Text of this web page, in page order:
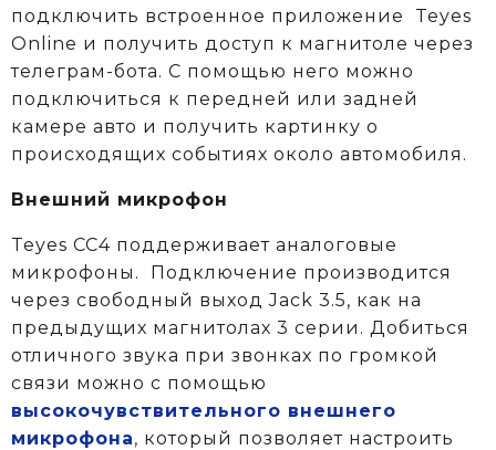
подключить встроенное приложение Teyes
Online и получить доступ к магнитоле через
телеграм-бота. С помощью него можно
подключиться к передней или задней
камере авто и получить картинку о
происходящих событиях около автомобиля.
Внешний микрофон
Teyes CC4 поддерживает аналоговые
микрофоны. Подключение производится
через свободный выход Jack 3.5, как на
предыдущих магнитолах 3 серии. Добиться
отличного звука при звонках по громкой
связи можно с помощью
высокочувствительного внешнего
микрофона, который позволяет настроить